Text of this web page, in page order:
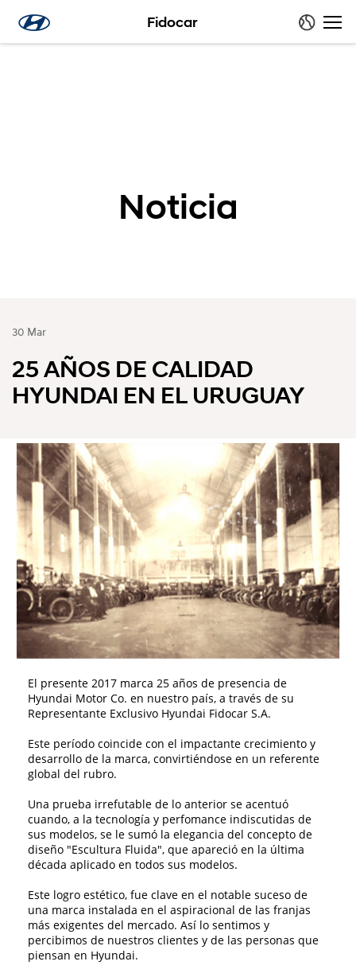
Fidocar
Noticia
30 Mar
25 AÑOS DE CALIDAD
HYUNDAI EN EL URUGUAY
El presente 2017 marca 25 años de presencia de
Hyundai Motor Co. en nuestro país, a través de su
Representante Exclusivo Hyundai Fidocar S.A.
Este período coincide con el impactante crecimiento y
desarrollo de la marca, convirtiéndose en un referente
global del rubro.
Una prueba irrefutable de lo anterior se acentuó
cuando, a la tecnología y perfomance indiscutidas de
sus modelos, se le sumó la elegancia del concepto de
diseño "Escultura Fluida", que apareció en la última
década aplicado en todos sus modelos.
Este logro estético, fue clave en el notable suceso de
una marca instalada en el aspiracional de las franjas
más exigentes del mercado. Así lo sentimos y
percibimos de nuestros clientes y de las personas que
piensan en Hyundai.